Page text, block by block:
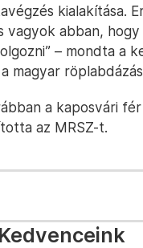
kialakítása.
vagyok abban,
– mondta a
magyar
a kaposvári
az MRSZ-t.
Kedvenceink